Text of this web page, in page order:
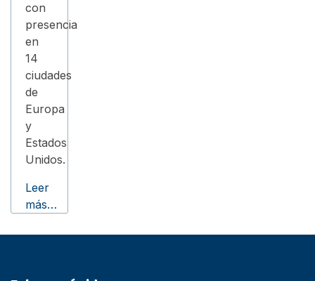
con
presencia
en
14
ciudades
de
Europa
y
Estados
Unidos.
Leer
más…